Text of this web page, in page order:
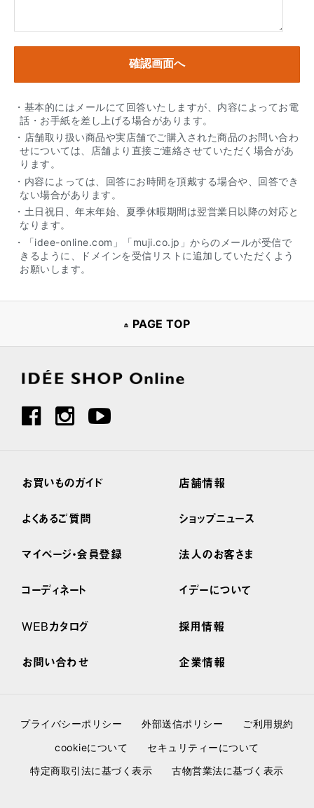
・基本的にはメールにて回答いたしますが、内容によってお電
話・お手紙を差し上げる場合があります。
・店舗取り扱い商品や実店舗でご購入された商品のお問い合わ
せについては、店舗より直接ご連絡させていただく場合があ
ります。
・内容によっては、回答にお時間を頂戴する場合や、回答でき
ない場合があります。
・土日祝日、年末年始、夏季休暇期間は翌営業日以降の対応と
なります。
・「idee-online.com」「muji.co.jp」からのメールが受信で
きるように、ドメインを受信リストに追加していただくよう
お願いします。
PAGE TOP
お買いものガイド
よくあるご質問
マイページ・会員登録
コーディネート
WEBカタログ
お問い合わせ
店舗情報
ショップニュース
法人のお客さま
イデーについて
採用情報
企業情報
プライバシーポリシー 外部送信ポリシー
ご利用規約
cookieについて
セキュリティーについて
特定商取引法に基づく表示
古物営業法に基づく表示